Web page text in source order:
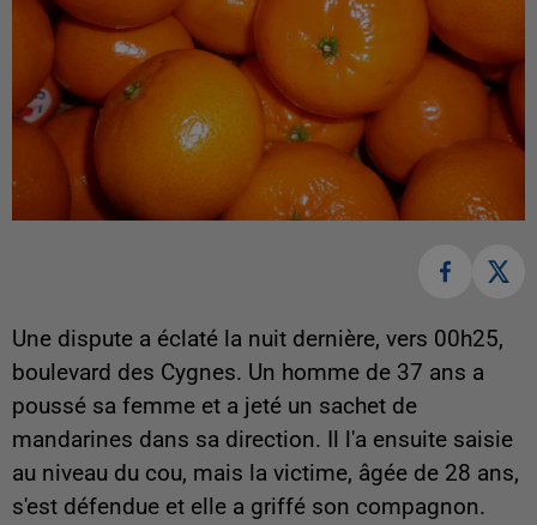
Une dispute a éclaté la nuit dernière, vers 00h25,
boulevard des Cygnes. Un homme de 37 ans a
poussé sa femme et a jeté un sachet de
mandarines dans sa direction. Il l'a ensuite saisie
au niveau du cou, mais la victime, âgée de 28 ans,
s'est défendue et elle a griffé son compagnon.